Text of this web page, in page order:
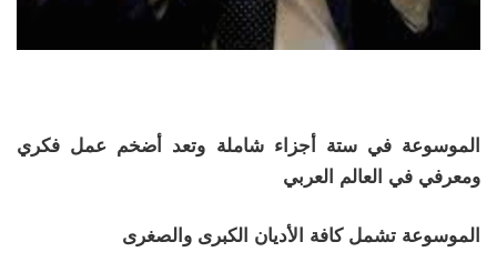
الموسوعة في ستة أجزاء شاملة وتعد أضخم عمل فكري
ومعرفي في العالم العربي
الموسوعة تشمل كافة الأديان الكبرى والصغرى